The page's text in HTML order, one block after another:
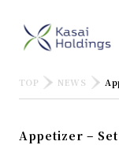
TOP NEWS
Appetizer –